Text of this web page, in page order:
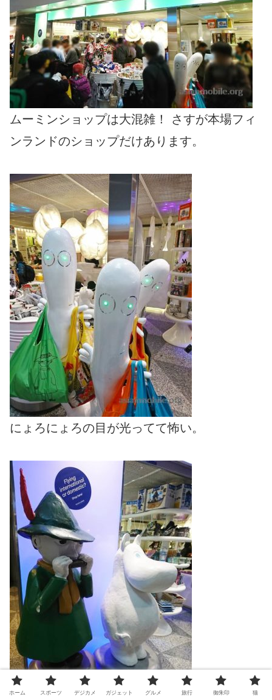
ムーミンショップは大混雑！ さすが本場フィ
ンランドのショップだけあります。
にょろにょろの目が光ってて怖い。
ホーム スポーツ デジカメ ガジェット グルメ 旅行 御朱印 猫